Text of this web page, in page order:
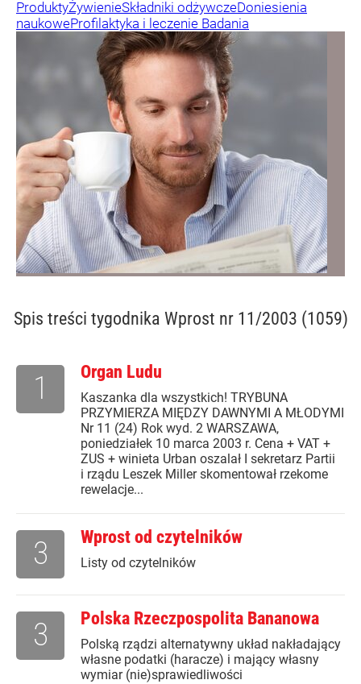
ProduktyŻywienieSkładniki odżywczeDoniesienia
naukoweProfilaktyka i leczenie Badania
Spis treści tygodnika Wprost nr 11/2003 (1059)
Organ Ludu
Kaszanka dla wszystkich! TRYBUNA
PRZYMIERZA MIĘDZY DAWNYMI A MŁODYMI
Nr 11 (24) Rok wyd. 2 WARSZAWA,
poniedziałek 10 marca 2003 r. Cena + VAT +
ZUS + winieta Urban oszalał I sekretarz Partii
i rządu Leszek Miller skomentował rzekome
rewelacje...
1
Wprost od czytelników
Listy od czytelników
3
Polska Rzeczpospolita Bananowa
Polską rządzi alternatywny układ nakładający
własne podatki (haracze) i mający własny
wymiar (nie)sprawiedliwości
3